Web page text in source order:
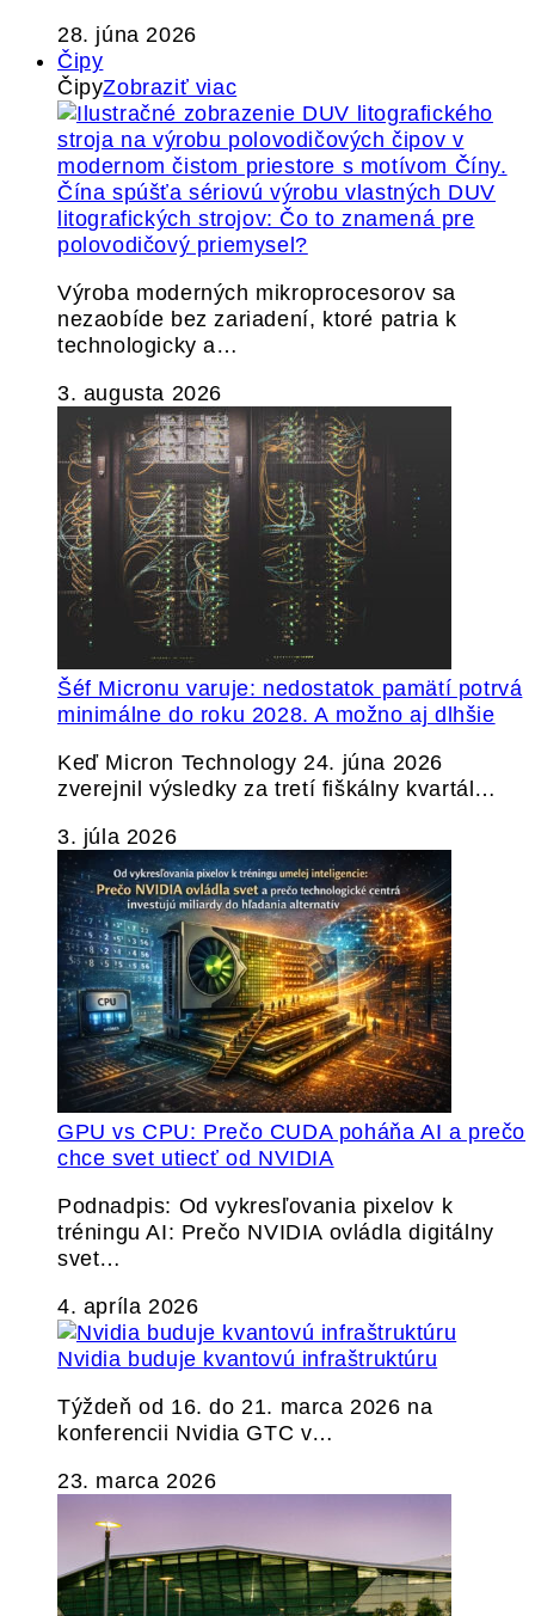
28. júna 2026
Čipy
ČipyZobraziť viac
Čína spúšťa sériovú výrobu vlastných DUV
litografických strojov: Čo to znamená pre
polovodičový priemysel?
Výroba moderných mikroprocesorov sa
nezaobíde bez zariadení, ktoré patria k
technologicky a…
3. augusta 2026
Šéf Micronu varuje: nedostatok pamätí potrvá
minimálne do roku 2028. A možno aj dlhšie
Keď Micron Technology 24. júna 2026
zverejnil výsledky za tretí fiškálny kvartál…
3. júla 2026
GPU vs CPU: Prečo CUDA poháňa AI a prečo
chce svet utiecť od NVIDIA
Podnadpis: Od vykresľovania pixelov k
tréningu AI: Prečo NVIDIA ovládla digitálny
svet…
4. apríla 2026
Nvidia buduje kvantovú infraštruktúru
Týždeň od 16. do 21. marca 2026 na
konferencii Nvidia GTC v…
23. marca 2026